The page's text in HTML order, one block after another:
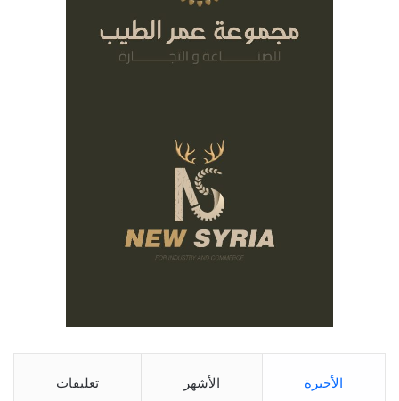
الأخيرة الأشهر تعليقات